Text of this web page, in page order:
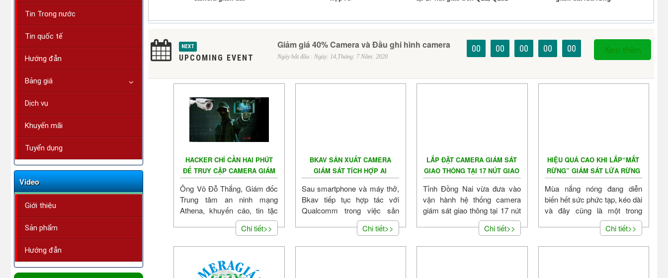
NEXT
UPCOMING EVENT
Giảm giá 40% Camera và Đầu ghi hình camera
Ngày bắt đầu : Ngày: 14,Tháng: 7 Năm: 2020
00 00 00 00 00 Xem thêm
HACKER CHỈ CẦN HAI PHÚT
ĐỂ TRUY CẬP CAMERA GIÁM
SÁT
Ông Võ Đỗ Thắng, Giám đốc
Trung tâm an ninh mạng
Athena, khuyến cáo, tin tặc
có thể dễ dàng xâm nhập,
kiểm soát thông tin từ...Chi tiết>>
BKAV SẢN XUẤT CAMERA
GIÁM SÁT TÍCH HỢP AI
Sau smartphone và máy thở,
Bkav tiếp tục hợp tác với
Qualcomm trong việc sản
xuất camera giám sát an
ninh.<br />Hệ thống camera...
Chi tiết>>
LẮP ĐẶT CAMERA GIÁM SÁT
GIAO THÔNG TẠI 17 NÚT GIAO
TRÊN QL1, QL51
Tỉnh Đồng Nai vừa đưa vào
vận hành hệ thống camera
giám sát giao thông tại 17 nút
giao thông trên các tuyến
Chi tiết>>
HIỆU QUẢ CAO KHI LẮP​​​​​​​“MẮT
RỪNG” GIÁM SÁT LỬA RỪNG
Mùa nắng nóng đang diễn
biến hết sức phức tạp, kéo dài
và đây cũng là một trong
những nguyên nhân dẫn đến
cháy rừng. Nhằm nâng cao...
Chi tiết>>
Tin Trong nước
Tin quốc tế
Hướng đẫn
Bảng giá
Dịch vụ
Khuyến mãi
Tuyển dụng
Video
Giới thiệu
Sản phẩm
Hướng đẫn